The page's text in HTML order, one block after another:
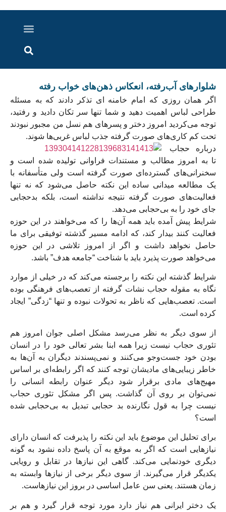
شلوار‌های آب‌رفته، انعکاس ذهن‌های خواب رفته
اگر همان روزی که امام خامنه ای تذکر دادند که به مسئله
طراحی لباس اهمیت دهید و شما تنها سر تکان دادید و رفتید،
توجه می‌کردید امروز دختر و پسرهای هم نسل من مجبور نبودند
تحت کم کاری‌های صورت گرفته جذب لباس غربی‌ها شوند.
درباره حجاب
تا به امروز مطالب و مستندات فراوانی تولیده شده است و
سخنرانی‌های گسترده‌ای صورت گرفته است ولی متأسفانه با
یک مطالعه میدانی ساده این نکته حاصل می‌شود که نه تنها
فعالیت‌های صورت گرفته نتیجه نداشته است، بلکه بدحجابی
جای خود را به بی‌حجابی می‌دهد.
شرایط پیش آمده باید همه آن‌ها را که می‌خواهند در این حوزه
فعالیت کنند بیدار کند، که ادامه مسیر گذشته توفیقی برای ما
حاصل نخواهد داشت و اگر از امروز تلاشی در این حوزه
می‌خواهد صورت پذیرد باید با شناخت “جامعه هدف” باشد.
شرایط گذشته این نکته را برجسته می‌کند که در خیلی از موارد
نگاه به مقوله حجاب نشات گرفته از تعصب‌های فرهنگی بوده
است. تعصب‌هایی که ناظر به تحولات نبوده و تنها “زدگی” ایجاد
کرده است.
از سوی دیگر به نظر می‌رسد مشکل اصلی جوان امروز هم
تئوری حجاب نیست زیرا همه ابنا بشر تعالی خود را در انسان
بودن خود جست‌وجو می‌کنند و نمی‌پسندند دیگران به آن‌ها به
خاطر زیبایی‌های مادیشان توجه کنند که اگر رابطه‌ای بر اساس
مهیج‌های مادی برقرار شود دیگر عنوان رابطه انسانی را
نمی‌توان بر روی آن گذاشت. پس اگر مشکل تئوری حجاب
نیست چرا به قول نگارنده بد حجابی تبدیل به بی‌حجابی شده
است؟
برای تحلیل این موضوع باید این نکته را پذیرفت که انسان دارای
نیازهایی است که اگر به موقع به آن پاسخ داده نشود به گونه
دیگری خودنمایی می‌کند. گاهی این نیازها در تقابل و رویایی
یکدیگر قرار می‌گیرند. از سوی دیگر برخی از نیازها وابسته به
زمان هستند. یعنی سن عامل اساسی در بروز این نیازهاست.
یک دختر ایرانی هم نیاز دارد مورد توجه قرار گیرد و هم بر